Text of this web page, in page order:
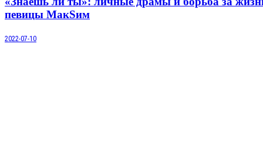
певицы МакSим
2022-07-10